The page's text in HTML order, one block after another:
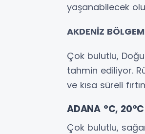
yaşanabilecek
AKDENİZ
Çok bulutlu,
tahmin ediliyor.
ve kısa süreli
ADANA °C, 20°C
Çok bulutlu,